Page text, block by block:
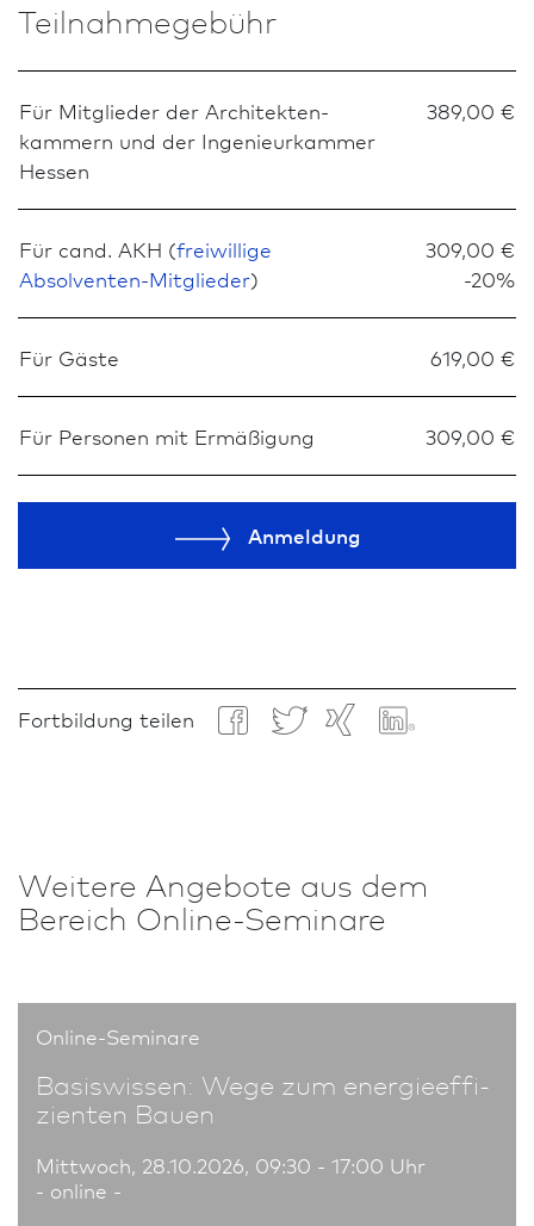
Teilnahmegebühr
Für Mitglieder der Architekten­
kammern und der Ingenieurkammer
Hessen
389,00 €
Für cand. AKH (freiwillige
Absolventen-Mitglieder)
309,00 €
-20%
Für Gäste 619,00 €
Für Personen mit Ermäßigung 309,00 €
Anmeldung
Fortbildung teilen
Weitere An­ge­bote aus dem
Bereich Online-Seminare
Online-Seminare
Basiswissen: Wege zum energie­effi­
zienten Bauen
Mittwoch, 28.10.2026, 09:30 - 17:00 Uhr
- online -